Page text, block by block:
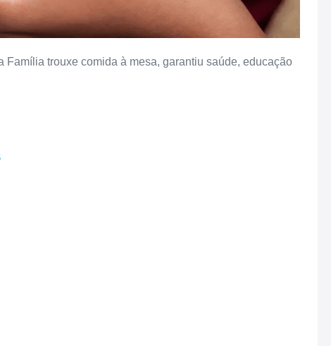
trouxe comida à mesa, garantiu saúde, educação